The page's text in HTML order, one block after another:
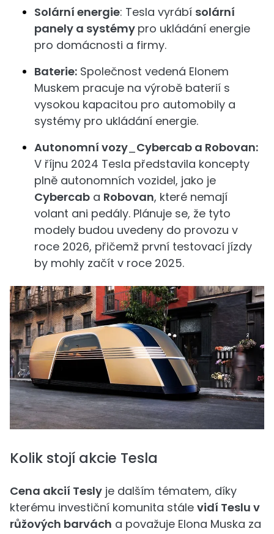
Solární energie: Tesla vyrábí solární
panely a systémy pro ukládání energie
pro domácnosti a firmy.
Baterie: Společnost vedená Elonem
Muskem pracuje na výrobě baterií s
vysokou kapacitou pro automobily a
systémy pro ukládání energie.
Autonomní vozy Cybercab a Robovan:
V říjnu 2024 Tesla představila koncepty
plně autonomních vozidel, jako je
Cybercab a Robovan, které nemají
volant ani pedály. Plánuje se, že tyto
modely budou uvedeny do provozu v
roce 2026, přičemž první testovací jízdy
by mohly začít v roce 2025.
Kolik stojí akcie Tesla
Cena akcií Tesly je dalším tématem, díky
kterému investiční komunita stále vidí Teslu v
růžových barvách a považuje Elona Muska za